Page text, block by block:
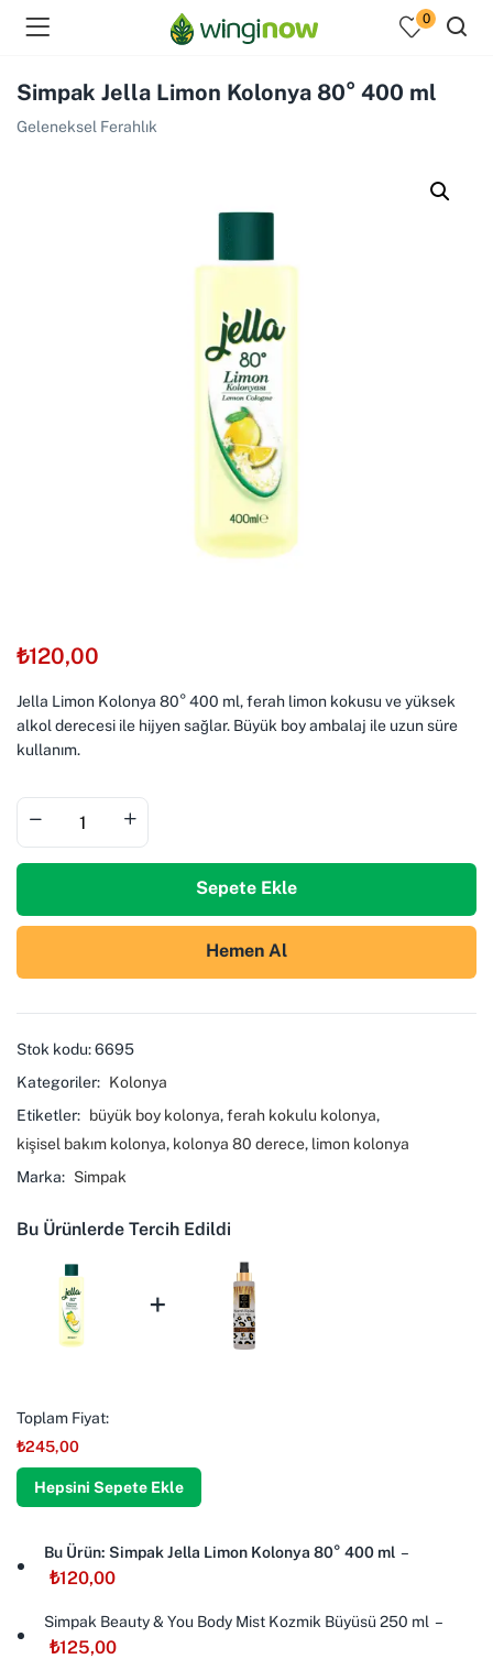
0
Simpak Jella Limon Kolonya 80° 400 ml
Geleneksel Ferahlık
₺120,00
Jella Limon Kolonya 80° 400 ml, ferah limon kokusu ve yüksek
alkol derecesi ile hijyen sağlar. Büyük boy ambalaj ile uzun süre
kullanım.
Sepete Ekle
Hemen Al
Stok kodu:6695
Kategoriler: Kolonya
Etiketler: büyük boy kolonya,ferah kokulu kolonya,
kişisel bakım kolonya, kolonya 80 derece, limon kolonya
Marka: Simpak
Bu Ürünlerde Tercih Edildi
+
Toplam Fiyat:
₺245,00
Hepsini Sepete Ekle
Bu Ürün: Simpak Jella Limon Kolonya 80° 400 ml –
₺120,00
Simpak Beauty & You Body Mist Kozmik Büyüsü 250 ml –
₺125,00